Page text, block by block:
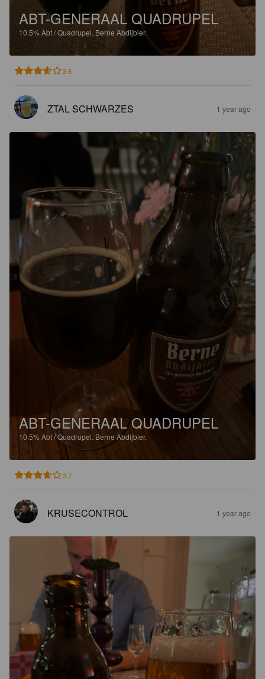
ABT-GENERAAL QUADRUPEL
10.5%Abt / Quadrupel. Berne Abdijbier.
3.6
ZTAL SCHWARZES 1 year ago
ABT-GENERAAL QUADRUPEL
10.5%Abt / Quadrupel. Berne Abdijbier.
3.7
KRUSECONTROL 1 year ago